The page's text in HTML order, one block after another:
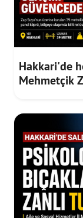
Hakkari'de
Mehmetçik